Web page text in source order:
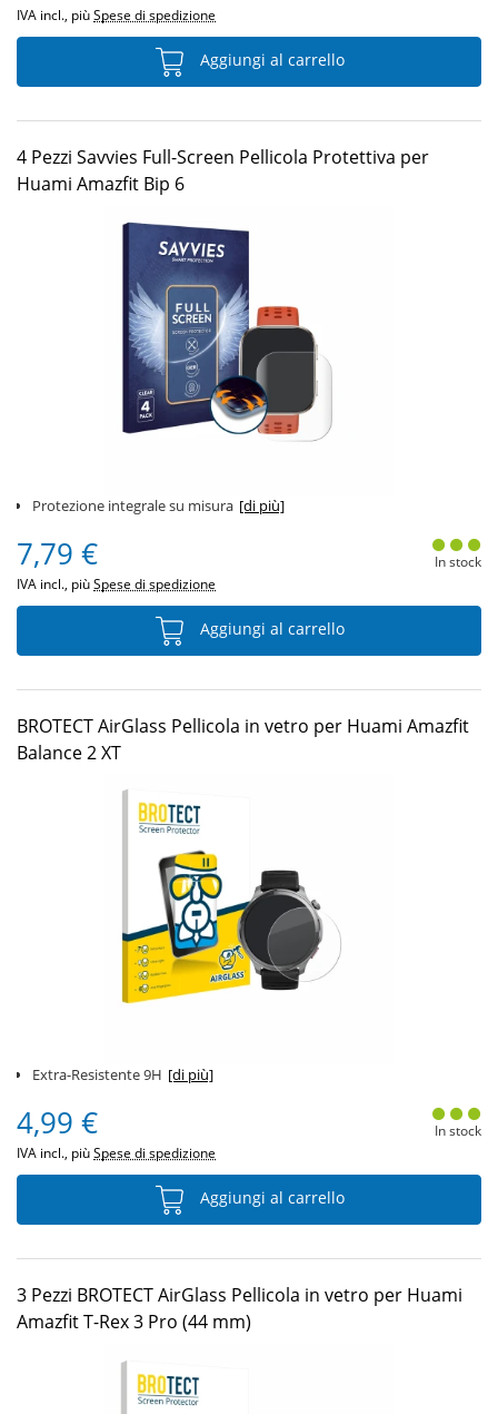
IVA incl., piùSpese di spedizione
Aggiungi al carrello
4 Pezzi Savvies Full-Screen Pellicola Protettiva per
Huami Amazfit Bip 6
Protezione integrale su misura [di più]
7,79 €
IVA incl., piùSpese di spedizione
In stock
Aggiungi al carrello
BROTECT AirGlass Pellicola in vetro per Huami Amazfit
Balance 2 XT
Extra-Resistente 9H [di più]
4,99 €
IVA incl., piùSpese di spedizione
In stock
Aggiungi al carrello
3 Pezzi BROTECT AirGlass Pellicola in vetro per Huami
Amazfit T-Rex 3 Pro (44 mm)